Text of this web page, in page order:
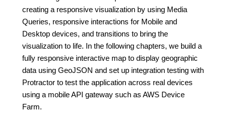
creating a responsive visualization by using Media
Queries, responsive interactions for Mobile and
Desktop devices, and transitions to bring the
visualization to life. In the following chapters, we build a
fully responsive interactive map to display geographic
data using GeoJSON and set up integration testing with
Protractor to test the application across real devices
using a mobile API gateway such as AWS Device
Farm.